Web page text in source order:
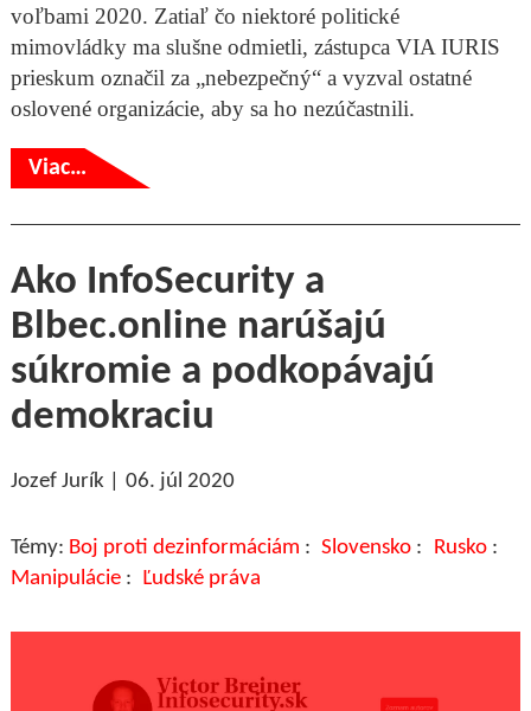
voľbami 2020. Zatiaľ čo niektoré politické
mimovládky ma slušne odmietli, zástupca VIA IURIS
prieskum označil za „nebezpečný“ a vyzval ostatné
oslovené organizácie, aby sa ho nezúčastnili.
Viac…
Ako InfoSecurity a
Blbec.online narúšajú
súkromie a podkopávajú
demokraciu
Jozef Jurík 06. júl 2020
Boj proti dezinformáciám Slovensko
Rusko
Manipulácie
Ľudské práva